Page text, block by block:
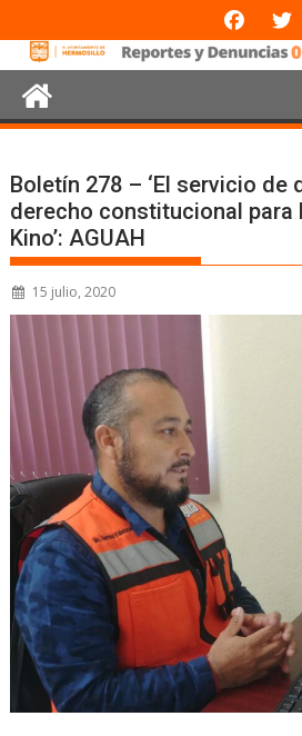
Boletín 278 – ‘El servicio de
derecho constitucional para
Kino’: AGUAH
15 julio, 2020